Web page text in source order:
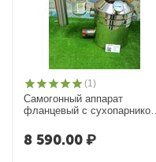
(1)
Самогонный аппарат
фланцевый c сухопарником,
8 590.00₽